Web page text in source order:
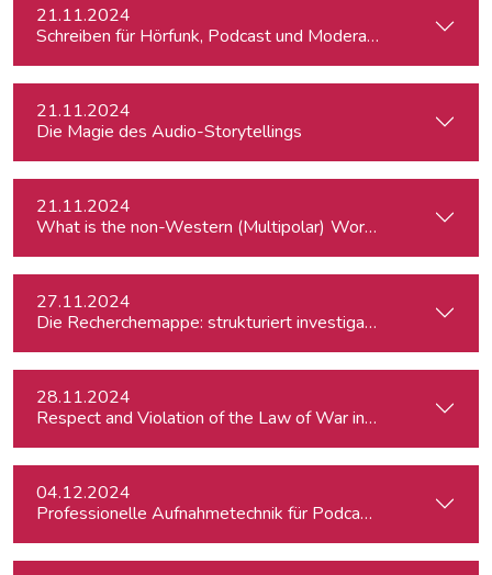
21.11.2024
Schreiben für Hörfunk, Podcast und Moderation
21.11.2024
Die Magie des Audio-Storytellings
21.11.2024
What is
27.11.2024
Die Recherchemappe: strukturiert investigativ arbeiten,
28.11.2024
Respect and Violation of the Law of War in Ukraine and
04.12.2024
Professionelle Aufnahmetechnik für Podcasts